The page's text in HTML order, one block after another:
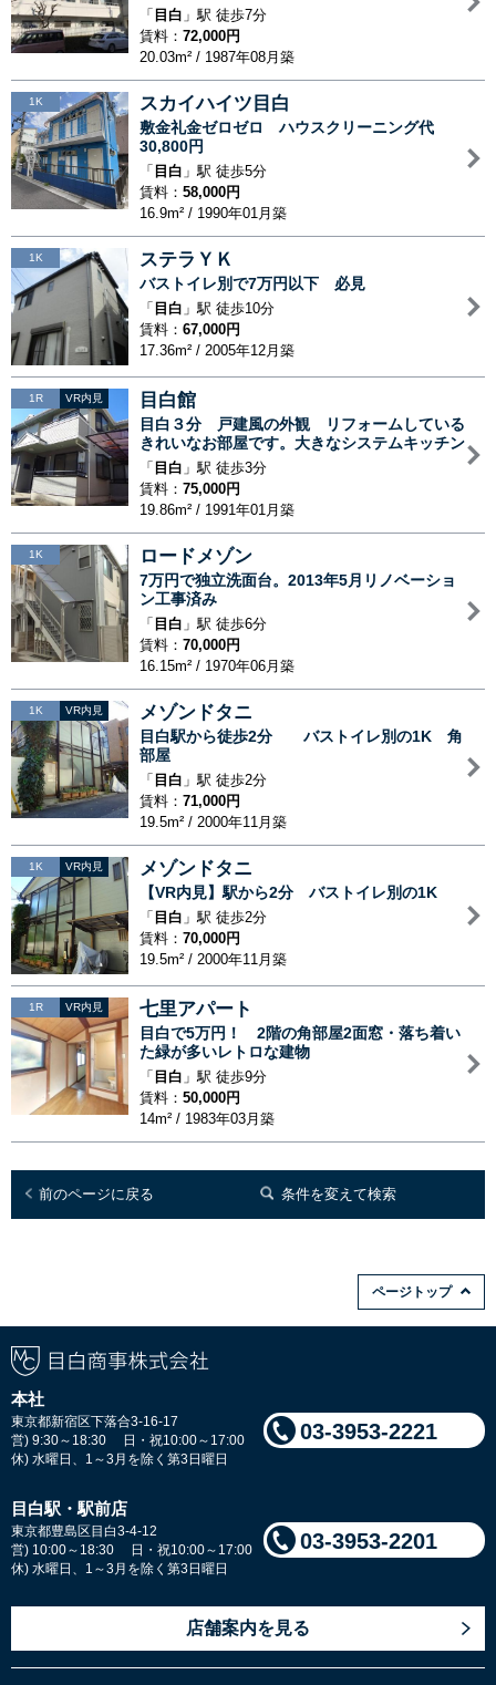
「 目白 」駅 徒歩7分
賃料： 72,000円
20.03m² / 1987年08月築
1K スカイハイツ目白
敷金礼金ゼロゼロ ハウスクリーニング代
30,800円
「 目白 」駅 徒歩5分
賃料： 58,000円
16.9m² / 1990年01月築
1K ステラＹＫ
バストイレ別で7万円以下 必見
「 目白 」駅 徒歩10分
賃料： 67,000円
17.36m² / 2005年12月築
1R VR内見 目白館
目白３分 戸建風の外観 リフォームしている
きれいなお部屋です。大きなシステムキッチン
「 目白 」駅 徒歩3分
賃料： 75,000円
19.86m² / 1991年01月築
1K ロードメゾン
7万円で独立洗面台。2013年5月リノベーショ
ン工事済み
「 目白 」駅 徒歩6分
賃料： 70,000円
16.15m² / 1970年06月築
1K VR内見 メゾンドタニ
目白駅から徒歩2分 バストイレ別の1K 角
部屋
「 目白 」駅 徒歩2分
賃料： 71,000円
19.5m² / 2000年11月築
1K VR内見 メゾンドタニ
【VR内見】駅から2分 バストイレ別の1K
「 目白 」駅 徒歩2分
賃料： 70,000円
19.5m² / 2000年11月築
1R VR内見 七里アパート
目白で5万円！ 2階の角部屋2面窓・落ち着い
た緑が多いレトロな建物
「 目白 」駅 徒歩9分
賃料： 50,000円
14m² / 1983年03月築
前のページに戻る 条件を変えて検索
ページトップ
本社
東京都新宿区下落合3-16-17
営) 9:30～18:30 日・祝10:00～17:00
休) 水曜日、1～3月を除く第3日曜日
03-3953-2221
目白駅・駅前店
東京都豊島区目白3-4-12
営) 10:00～18:30 日・祝10:00～17:00
休) 水曜日、1～3月を除く第3日曜日
03-3953-2201
店舗案内を見る